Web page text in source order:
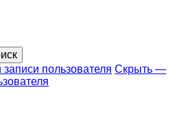
пользователя Скрыть —